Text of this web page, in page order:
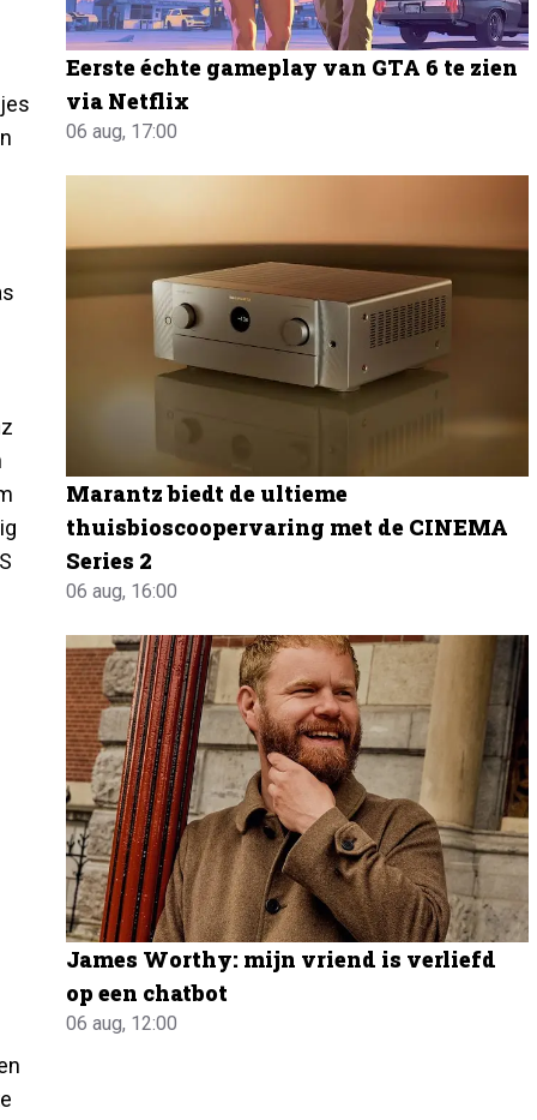
Eerste échte gameplay van GTA 6 te zien
via Netflix
06 aug, 17:00
Marantz biedt de ultieme
thuisbioscoopervaring met de CINEMA
Series 2
06 aug, 16:00
James Worthy: mijn vriend is verliefd
op een chatbot
06 aug, 12:00